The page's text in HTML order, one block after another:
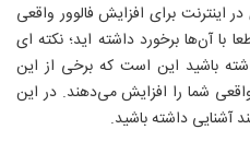
اینترنت برای افزایش فالوور واقعی
با آن‌ها برخورد داشته اید؛ نکته ای
باشید این است که برخی از این
شما را افزایش می‌دهند. در این
آشنایی داشته باشید.